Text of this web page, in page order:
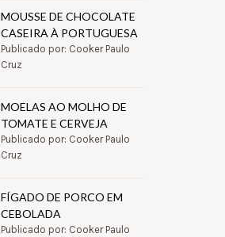
MOUSSE DE CHOCOLATE
CASEIRA À PORTUGUESA
Publicado por: Cooker Paulo
Cruz
MOELAS AO MOLHO DE
TOMATE E CERVEJA
Publicado por: Cooker Paulo
Cruz
FÍGADO DE PORCO EM
CEBOLADA
Publicado por: Cooker Paulo